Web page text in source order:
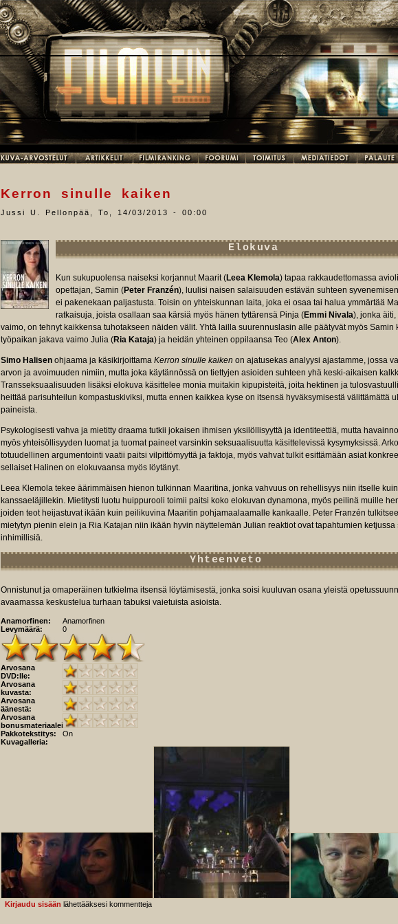
Kerron sinulle kaiken
Jussi U. Pellonpää To, 14/03/2013 - 00:00
Elokuva
Kun sukupuolensa naiseksi korjannut Maarit (Leea Klemola) tapaa rakkaudettomassa
opettajan, Samin (Peter Franzén), luulisi naisen salaisuuden estävän suhteen
ei pakenekaan paljastusta. Toisin on yhteiskunnan laita, joka ei osaa tai halua ymmärtää
ratkaisuja, joista osallaan saa kärsiä myös hänen tyttärensä Pinja (Emmi Nivala), jonka
vaimo, on tehnyt kaikkensa tuhotakseen näiden välit. Yhtä lailla suurennuslasin alle päätyvät myös Samin
työpaikan jakava vaimo Julia (Ria Kataja) ja heidän yhteinen oppilaansa Teo (Alex Anton).
Simo Halisen ohjaama ja käsikirjoittama Kerron sinulle kaiken on ajatusekas analyysi ajastamme, jossa
arvon ja avoimuuden nimiin, mutta joka käytännössä on tiettyjen asioiden suhteen yhä keski-aikaisen
Transseksuaalisuuden lisäksi elokuva käsittelee monia muitakin kipupisteitä, joita hektinen ja
heittää parisuhteilun kompastuskiviksi, mutta ennen kaikkea kyse on itsensä hyväksymisestä välittämättä
paineista.
Psykologisesti vahva ja mietitty draama tutkii jokaisen ihmisen yksilöllisyyttä ja identiteettiä, mutta
myös yhteisöllisyyden luomat ja tuomat paineet varsinkin seksuaalisuutta käsittelevissä kysymyksissä.
totuudellinen argumentointi vaatii paitsi vilpittömyyttä ja faktoja, myös vahvat tulkit esittämään asiat
sellaiset Halinen on elokuvaansa myös löytänyt.
Leea Klemola tekee äärimmäisen hienon tulkinnan Maaritina, jonka vahvuus on rehellisyys niin itselle kuin
kanssaeläjillekin. Mietitysti luotu huippurooli toimii paitsi koko elokuvan dynamona, myös peilinä muille
joiden teot heijastuvat ikään kuin peilikuvina Maaritin pohjamaalaamalle kankaalle. Peter Franzén
mietytyn pienin elein ja Ria Katajan niin ikään hyvin näyttelemän Julian reaktiot ovat tapahtumien ketjussa
inhimillisiä.
Yhteenveto
Onnistunut ja omaperäinen tutkielma itsensä löytämisestä, jonka soisi kuuluvan osana yleistä
avaamassa keskustelua turhaan tabuksi vaietuista asioista.
Anamorfinen:
Anamorfinen
Levymäärä:
0
Arvosana
DVD:lle:
Arvosana
kuvasta:
Arvosana
äänestä:
Arvosana
bonusmateriaaleista:
Pakkotekstitys:
On
Kuvagalleria:
Kirjaudu sisään lähettääksesi kommentteja